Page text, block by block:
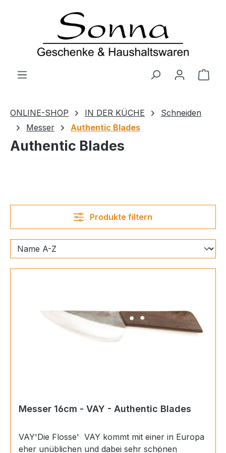
Zum Hauptinhalt springen
ONLINE-SHOP IN DER KÜCHE
Schneiden
Messer
Authentic Blades
Authentic Blades
Produkte filtern
Messer 16cm - VAY - Authentic Blades
VAY'Die Flosse' VAY kommt mit einer in Europa
eher unüblichen und dabei sehr schönen